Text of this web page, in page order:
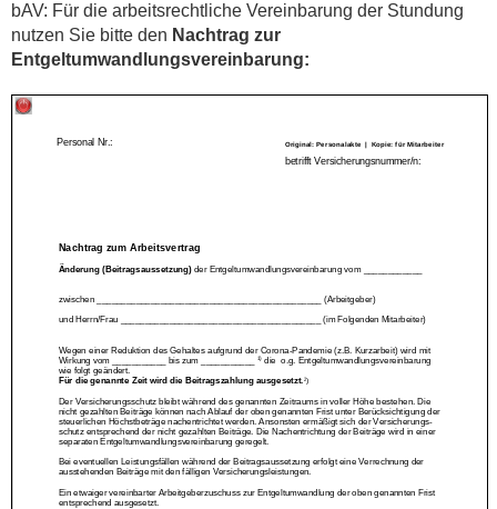
bAV: Für die arbeitsrechtliche Vereinbarung der Stundung
nutzen Sie bitte den Nachtrag zur
Entgeltumwandlungsvereinbarung: